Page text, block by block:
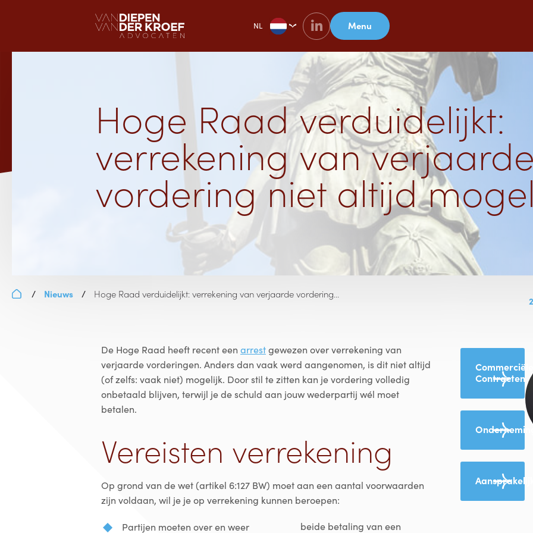
NL Menu
Hoge Raad verduidelijkt:
verrekening van verjaarde
vordering niet altijd
/ Nieuws / Hoge Raad verduidelijkt: verrekening van verjaarde vordering…
De Hoge Raad heeft recent een arrestgewezen over verrekening van
verjaarde vorderingen. Anders dan vaak werd aangenomen, is dit niet altijd
(of zelfs: vaak niet) mogelijk. Door stil te zitten kan je vordering volledig
onbetaald blijven, terwijl je de schuld aan jouw wederpartij wél moet
betalen.
Vereisten verrekening
Op grond van de wet (artikel 6:127 BW) moet aan een aantal voorwaarden
zijn voldaan, wil je je op verrekening kunnen beroepen:
Partijen moeten over en weer
beide betaling van een
Commerciële
Contracten